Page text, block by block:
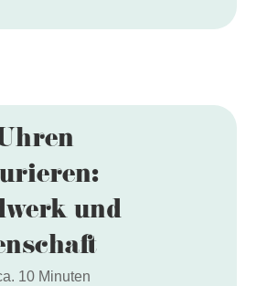
und
10 Minuten